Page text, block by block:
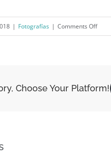
| Fotografías | Comments Offon
el
Choose Your Platform!